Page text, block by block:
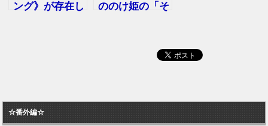
ング》が存在し
ののけ姫の「そ
☆番外編☆